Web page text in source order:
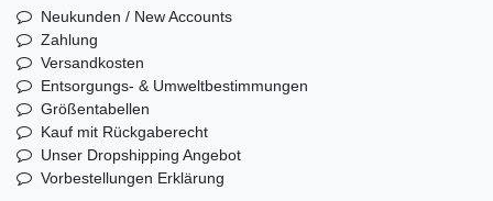
Neukunden / New Accounts
Zahlung
Versandkosten
Entsorgungs- & Umweltbestimmungen
Größentabellen
Kauf mit Rückgaberecht
Unser Dropshipping Angebot
Vorbestellungen Erklärung